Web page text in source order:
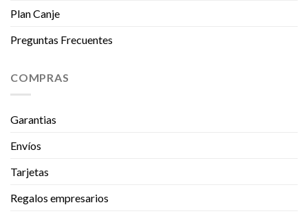
Plan Canje
Preguntas Frecuentes
COMPRAS
Garantias
Envíos
Tarjetas
Regalos empresarios